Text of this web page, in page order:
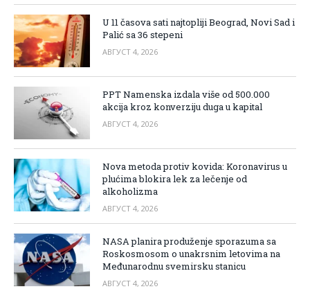
U 11 časova sati najtopliji Beograd, Novi Sad i
Palić sa 36 stepeni
АВГУСТ 4, 2026
PPT Namenska izdala više od 500.000
akcija kroz konverziju duga u kapital
АВГУСТ 4, 2026
Nova metoda protiv kovida: Koronavirus u
plućima blokira lek za lečenje od
alkoholizma
АВГУСТ 4, 2026
NASA planira produženje sporazuma sa
Roskosmosom o unakrsnim letovima na
Međunarodnu svemirsku stanicu
АВГУСТ 4, 2026